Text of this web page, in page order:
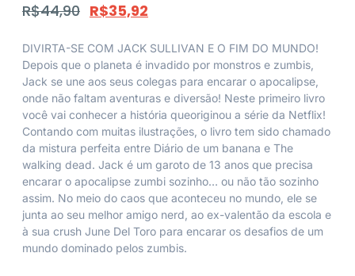
R$44,90 R$35,92
DIVIRTA-SE COM JACK SULLIVAN E O FIM DO MUNDO!
Depois que o planeta é invadido por monstros e zumbis,
Jack se une aos seus colegas para encarar o apocalipse,
onde não faltam aventuras e diversão! Neste primeiro livro
você vai conhecer a história queoriginou a série da Netflix!
Contando com muitas ilustrações, o livro tem sido chamado
da mistura perfeita entre Diário de um banana e The
walking dead. Jack é um garoto de 13 anos que precisa
encarar o apocalipse zumbi sozinho… ou não tão sozinho
assim. No meio do caos que aconteceu no mundo, ele se
junta ao seu melhor amigo nerd, ao ex-valentão da escola e
à sua crush June Del Toro para encarar os desafios de um
mundo dominado pelos zumbis.